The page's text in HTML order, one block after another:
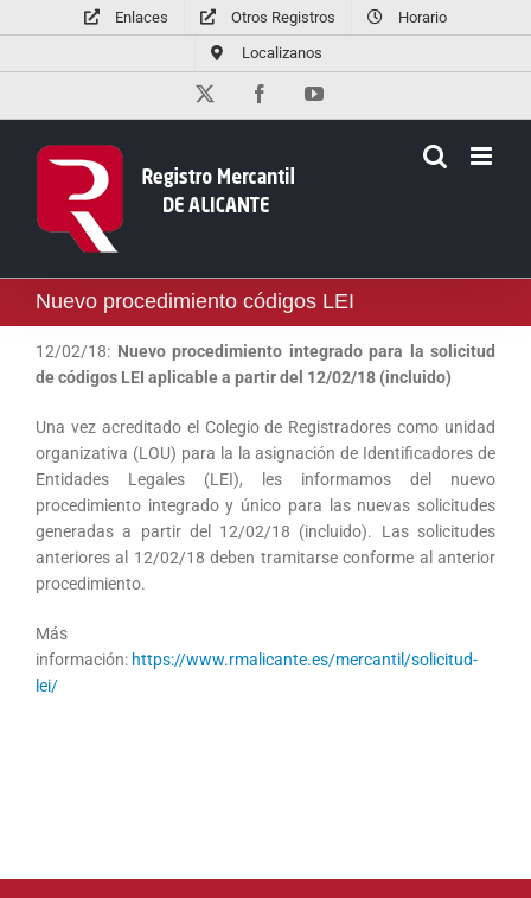
al
Enlaces Otros Registros
Horario
Localizanos
FacebookYouTube
Nuevo procedimiento códigos LEI
12/02/18: Nuevo procedimiento integrado para la solicitud
de códigos LEI aplicable a partir del 12/02/18 (incluido)
Una vez acreditado el Colegio de Registradores como unidad
organizativa (LOU) para la la asignación de Identificadores de
Entidades Legales (LEI), les informamos del nuevo
procedimiento integrado y único para las nuevas solicitudes
generadas a partir del 12/02/18 (incluido). Las solicitudes
anteriores al 12/02/18 deben tramitarse conforme al anterior
procedimiento.
Más
información: https://www.rmalicante.es/mercantil/solicitud-
lei/